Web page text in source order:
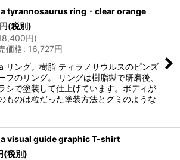
tyrannosaurus ring・clear orange
円(税別)
円)
価格: 16,727円
リング。樹脂 ティラノサウルスのピンズ
フのリング。 リングは樹脂製で研磨後、
シで塗装して仕上げています。ボディが
ものは粒だった塗装方法とグミのような
visual guide graphic T-shirt
(税別)